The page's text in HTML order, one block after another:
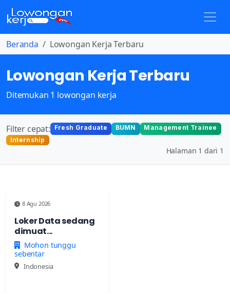
Beranda Lowongan Kerja Terbaru
Lowongan Kerja Terbaru
Ditemukan 1 lowongan kerja
Filter cepat: Fresh Graduate BUMN
Management Trainee
Internship
Halaman 1 dari 1
8 Agu 2026
Loker Data sedang
dimuat...
Mohon tunggu
sebentar
Indonesia